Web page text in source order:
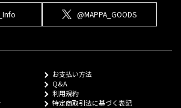
@MAPPA_GOODS
お支払い方法
Q&A
利用規約
特定商取引法に基づく表記